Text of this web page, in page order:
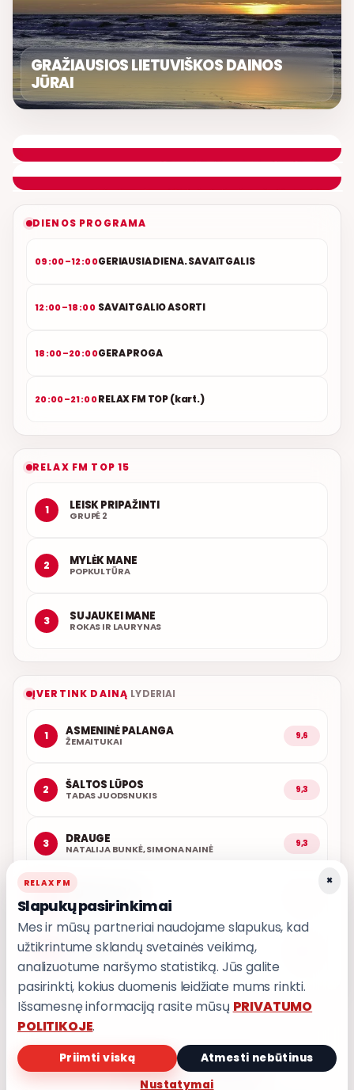
GRAŽIAUSIOS LIETUVIŠKOS DAINOS
JŪRAI
DIENOS PROGRAMA
09:00–12:00GERIAUSIA DIENA. SAVAITGALIS
12:00–18:00 SAVAITGALIO ASORTI
18:00–20:00GERA PROGA
20:00–21:00RELAX FM TOP (kart.)
RELAX FM TOP 15
1 LEISK PRIPAŽINTI
GRUPĖ 2
2 MYLĖK MANE
POPKULTŪRA
3 SUJAUKEI MANE
ROKAS IR LAURYNAS
ĮVERTINK DAINĄ LYDERIAI
1 ASMENINĖ PALANGA
ŽEMAITUKAI 9,6
2 ŠALTOS LŪPOS
TADAS JUODSNUKIS 9,3
3 DRAUGE
NATALIJA BUNKĖ, SIMONA NAINĖ 9,3
POPKULTŪRA
5 AŠ ATVAŽIUOJU
PRIVATUMO POLITIKA
Privatumo nustatymai
×
RELAX FM
Slapukų pasirinkimai
Mes ir mūsų partneriai naudojame slapukus, kad
užtikrintume sklandų svetainės veikimą,
analizuotume naršymo statistiką. Jūs galite
pasirinkti, kokius duomenis leidžiate mums rinkti.
Išsamesnę informaciją rasite mūsų PRIVATUMO
POLITIKOJE.
Priimti viską
Atmesti nebūtinus
Nustatymai